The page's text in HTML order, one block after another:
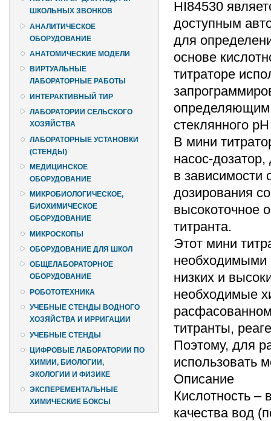
ШКОЛЬНЫХ ЗВОНКОВ
АНАЛИТИЧЕСКОЕ
ОБОРУДОВАНИЕ
АНАТОМИЧЕСКИЕ МОДЕЛИ
ВИРТУАЛЬНЫЕ
ЛАБОРАТОРНЫЕ РАБОТЫ
ИНТЕРАКТИВНЫЙ ТИР
ЛАБОРАТОРИИ СЕЛЬСКОГО
ХОЗЯЙСТВА
ЛАБОРАТОРНЫЕ УСТАНОВКИ
(СТЕНДЫ)
МЕДИЦИНСКОЕ
ОБОРУДОВАНИЕ
МИКРОБИОЛОГИЧЕСКОЕ,
БИОХИМИЧЕСКОЕ
ОБОРУДОВАНИЕ
МИКРОСКОПЫ
ОБОРУДОВАНИЕ ДЛЯ ШКОЛ
ОБЩЕЛАБОРАТОРНОЕ
ОБОРУДОВАНИЕ
РОБОТОТЕХНИКА
УЧЕБНЫЕ СТЕНДЫ ВОДНОГО
ХОЗЯЙСТВА И ИРРИГАЦИИ
УЧЕБНЫЕ СТЕНДЫ
ЦИФРОВЫЕ ЛАБОРАТОРИИ ПО
ХИМИИ, БИОЛОГИИ,
ЭКОЛОГИИ И ФИЗИКЕ
ЭКСПЕРЕМЕНТАЛЬНЫЕ
ХИМИЧЕСКИЕ БОКСЫ
HI84530
доступным
для
основе
титраторе
определяющим
стеклянного
В мини
насос-
в зависимости
дозирования
высокоточное
титранта.
Этот мини
необходимыми
низких и
необходимые
титранты,
Поэтому, для
использовать
Описание
Кислотность –
качества вод